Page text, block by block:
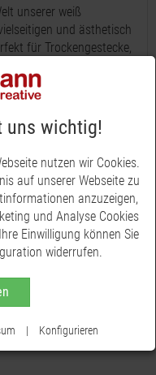
unserer weiß
und ästhetisch
für Trockengestecke,
Mit einer großzügigen
Dekorationen eine
erhalten Sie
die mit
Waschung jede
die vielfältigen
und gestalten Sie
uns wichtig!
nutzen wir Cookies.
auf unserer Webseite zu
anzuzeigen,
und Analyse Cookies
Einwilligung können Sie
widerrufen.
| Konfigurieren